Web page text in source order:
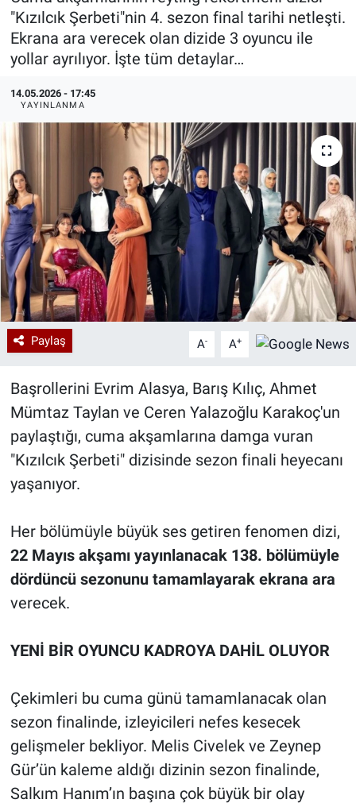
"Kızılcık Şerbeti"nin 4. sezon final tarihi netleşti.
Ekrana ara verecek olan dizide 3 oyuncu ile
yollar ayrılıyor. İşte tüm detaylar…
14.05.2026 - 17:45
YAYINLANMA
Paylaş A- A+
Başrollerini Evrim Alasya, Barış Kılıç, Ahmet
Mümtaz Taylan ve Ceren Yalazoğlu Karakoç'un
paylaştığı, cuma akşamlarına damga vuran
"Kızılcık Şerbeti" dizisinde sezon finali heyecanı
yaşanıyor.
Her bölümüyle büyük ses getiren fenomen dizi,
22 Mayıs akşamı yayınlanacak 138. bölümüyle
dördüncü sezonunu tamamlayarak ekrana ara
verecek.
YENİ BİR OYUNCU KADROYA DAHİL OLUYOR
Çekimleri bu cuma günü tamamlanacak olan
sezon finalinde, izleyicileri nefes kesecek
gelişmeler bekliyor. Melis Civelek ve Zeynep
Gür’ün kaleme aldığı dizinin sezon finalinde,
Salkım Hanım’ın başına çok büyük bir olay
Özel Haberler
Yazarlar
Dünya
Medya
Özel Haberler
Erişim Bilgileri
Sağlık
Teknoloji
Ramazan
Haber Arşivi